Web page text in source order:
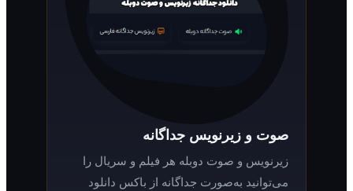
صوت و زیرنویس جداگانه
زیرنویس و صوت دوبله هر فیلم و سریال را
می‌توانید به‌صورت جداگانه از باکس دانلود